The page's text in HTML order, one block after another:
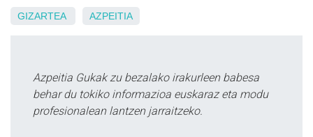
GIZARTEA AZPEITIA
Azpeitia Gukak zu bezalako irakurleen babesa
behar du tokiko informazioa euskaraz eta modu
profesionalean lantzen jarraitzeko.